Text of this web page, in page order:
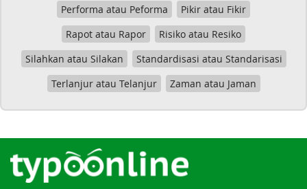
Performa atau Peforma
Pikir atau Fikir
Rapot atau Rapor
Risiko atau Resiko
Silahkan atau Silakan
Standardisasi atau Standarisasi
Terlanjur atau Telanjur
Zaman atau Jaman